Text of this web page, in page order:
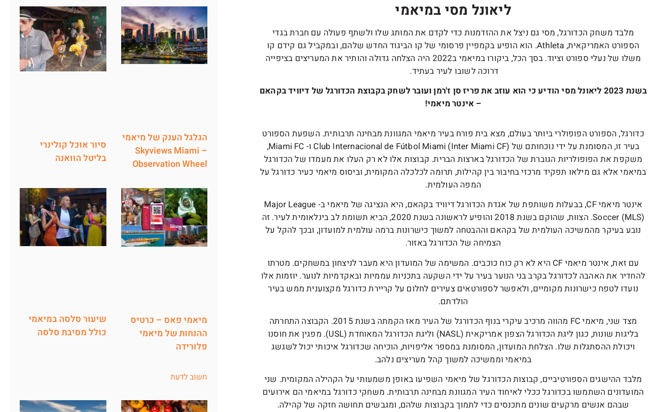
ליאונל מסי במיאמי
מלבד משחק הכדורגל, מסי גם ניצל את ההזדמנות כדי לקדם את המותג שלו ולשתף פעולה עם חברת בגדי
הספורט האמריקאית, Athleta. הוא הופיע בקמפיין פרסומי של קו הביגוד החדש שלהם, ובמקביל גם קידם קו
משלו של נעלי ספורט וציוד. בסך הכל, ביקורו במיאמי ב2022 היה הצלחה גדולה והותיר את המעריצים בציפייה
דרוכה לשובו לעיר בעתיד.
בשנת 2023 ליאונל מסי הודיע כי הוא עוזב את פריז סן ז'רמן ועובר לשחק בקבוצת הכדורגל של דיוויד בקהאם
– אינטר מיאמי!
כדורגל, הספורט הפופולרי ביותר בעולם, מצא בית פורח בעיר מיאמי המגוונת מבחינה תרבותית. השפעת הספורט
בעיר זו, המסומנת על ידי נוכחותם של Club Internacional de Fútbol Miami (Inter Miami CF) ו- Miami FC,
משקפת את הפופולריות הגוברת של הכדורגל בארצות הברית. קבוצות אלו לא רק העלו את מעמדו של הכדורגל
במיאמי אלא גם מילאו תפקיד מרכזי בחיבור בין קהילות, תרומה לכלכלה המקומית, וביסוס מיאמי כעיר כדורגל על
המפה העולמית.
אינטר מיאמי CF, בבעלות משותפת של אגדת הכדורגל דיוויד בקהאם, היא הנציגה של מיאמי ב- Major League
Soccer (MLS). הצוות, שהוקם בשנת 2018 והופיע לראשונה בשנת 2020, הביא תשומת לב בינלאומית לעיר. זה
נובע בעיקר מהמשיכה העולמית של בקהאם וההבטחה למשוך כישרונות ברמה עולמית למועדון, ובכך להקל על
הצמיחה של הכדורגל באזור.
עם זאת, אינטר מיאמי CF היא לא רק כוח כוכבים. המשימה של המועדון היא מעבר לניצחון במשחקים. מטרתו
להחדיר את האהבה לכדורגל בקרב בני הנוער בעיר על ידי השקעה בתכניות עממיות ובאקדמיות לנוער. יוזמות אלו
נועדו לטפח כישרונות מקומיים, ולאפשר לספורטאים צעירים לחלום על קריירת כדורגל מקצוענית ממש בעיר
הולדתם.
מצד שני, מיאמי FC מהווה מרכיב עיקרי בנוף הכדורגל של העיר מאז הקמתה בשנת 2015. הקבוצה התחרתה
בליגות שונות, כגון ליגת הכדורגל הצפון אמריקאית (NASL) וליגת הכדורגל המאוחדת (USL). מפגין את חוסנו
ויכולת ההסתגלות שלו. הצלחת המועדון, המסומנת במספר אליפויות, הוכיחה שכדורגל איכותי יכול לשגשג
במיאמי וממשיכה למשוך קהל מעריצים נלהב.
מלבד ההישגים הספורטיביים, קבוצות הכדורגל של מיאמי השפיעו באופן משמעותי על הקהילה המקומית. שני
המועדונים השתמשו בכדורגל ככלי לאיחוד העיר המגוונת מבחינה תרבותית. משחקי כדורגל במיאמי הם אירועים
שבהם אנשים מרקעים שונים מתכנסים כדי לתמוך בקבוצות שלהם, ומגבשים תחושה חזקה של קהילה.
הגלגל הענק של מיאמי
– Skyviews Miami
Observation Wheel
סיור אוכל קולינרי
בליטל הוואנה
מיאמי פאס – כרטיס
ההנחות של מיאמי
פלורידה
שיעור סלסה במיאמי
כולל מסיבת סלסה
חשוב לדעת